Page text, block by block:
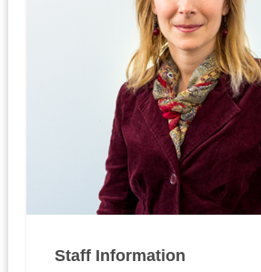
Staff Information